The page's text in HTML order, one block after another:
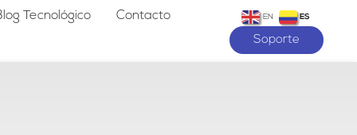
Tecnológico Contacto EN ES
Soporte